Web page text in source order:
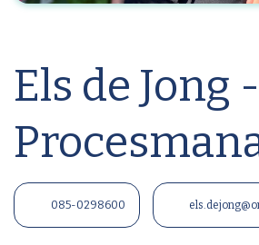
Els de Jong -
085-0298600